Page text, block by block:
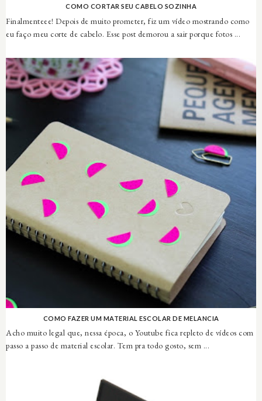
COMO CORTAR SEU CABELO SOZINHA
Finalmenteee! Depois de muito prometer, fiz um vídeo mostrando como
eu faço meu corte de cabelo. Esse post demorou a sair porque fotos ...
COMO FAZER UM MATERIAL ESCOLAR DE MELANCIA
Acho muito legal que, nessa época, o Youtube fica repleto de vídeos com
passo a passo de material escolar. Tem pra todo gosto, sem ...